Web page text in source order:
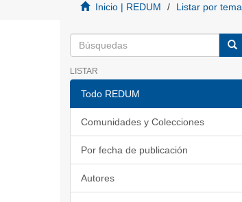
Inicio | REDUM Listar por tema
LISTAR
Todo REDUM
Comunidades y Colecciones
Por fecha de publicación
Autores